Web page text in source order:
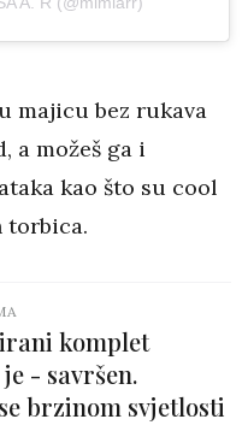
majicu bez rukava
a možeš ga i
kao što su cool
torbica.
komplet
- savršen.
brzinom svjetlosti